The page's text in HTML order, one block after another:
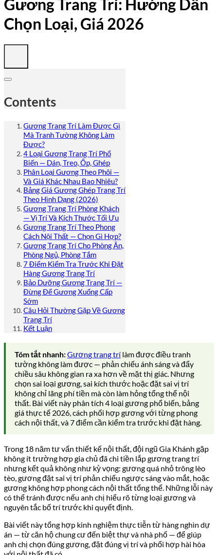
Gương Trang Trí: Hướng Dẫn
Chọn Loại, Giá 2026
Contents
Gương Trang Trí Làm Được Gì
Mà Tranh Tường Không Làm
Được?
4 Loại Gương Trang Trí Phổ
Biến — Dán, Treo, Ốp, Ghép
Phân Loại Gương Theo Phôi —
Và Giá Khác Nhau Bao Nhiêu?
Bảng Giá Gương Ghép Trang Trí
Theo Hình Dạng (2026)
Gương Trang Trí Phòng Khách
— Vị Trí Và Kích Thước Tối Ưu
Gương Trang Trí Theo Phong
Cách Nội Thất — Chọn Gì Hợp?
Gương Trang Trí Cho Phòng Ăn,
Phòng Ngủ, Phòng Tắm
7 Điểm Kiểm Tra Trước Khi Đặt
Hàng Gương Trang Trí
Bảo Dưỡng Gương Trang Trí —
Đừng Để Gương Xuống Cấp
Sớm
Câu Hỏi Thường Gặp Về Gương
Trang Trí
Kết Luận
Tóm tắt nhanh:Gương trang trí làm được điều tranh
tường không làm được — phản chiếu ánh sáng và đẩy
chiều sâu không gian ra xa hơn về mặt thị giác. Nhưng
chọn sai loại gương, sai kích thước hoặc đặt sai vị trí
không chỉ lãng phí tiền mà còn làm hỏng tổng thể nội
thất. Bài viết này phân tích 4 loại gương phổ biến, bảng
giá thực tế 2026, cách phối hợp gương với từng phong
cách nội thất, và 7 điểm cần kiểm tra trước khi đặt hàng.
Trong 18 năm tư vấn thiết kế nội thất, đội ngũ Gia Khánh gặp
không ít trường hợp gia chủ đã chi tiền lắp gương trang trí
nhưng kết quả không như kỳ vọng: gương quá nhỏ trông lèo
tèo, gương đặt sai vị trí phản chiếu ngược sáng vào mắt, hoặc
gương không hợp phong cách nội thất tổng thể. Những lỗi này
có thể tránh được nếu anh chị hiểu rõ từng loại gương và
nguyên tắc bố trí trước khi quyết định.
Bài viết này tổng hợp kinh nghiệm thực tiễn từ hàng nghìn dự
án — từ căn hộ chung cư đến biệt thự và nhà phố — để giúp
anh chị chọn đúng gương, đặt đúng vị trí và phối hợp hài hòa